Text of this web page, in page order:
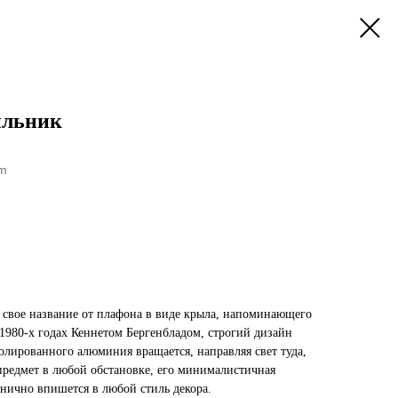
название от плафона в виде крыла, напоминающего
х годах Кеннетом Бергенбладом, строгий дизайн
алюминия вращается, направляя свет туда,
в любой обстановке, его минималистичная
впишется в любой стиль декора.